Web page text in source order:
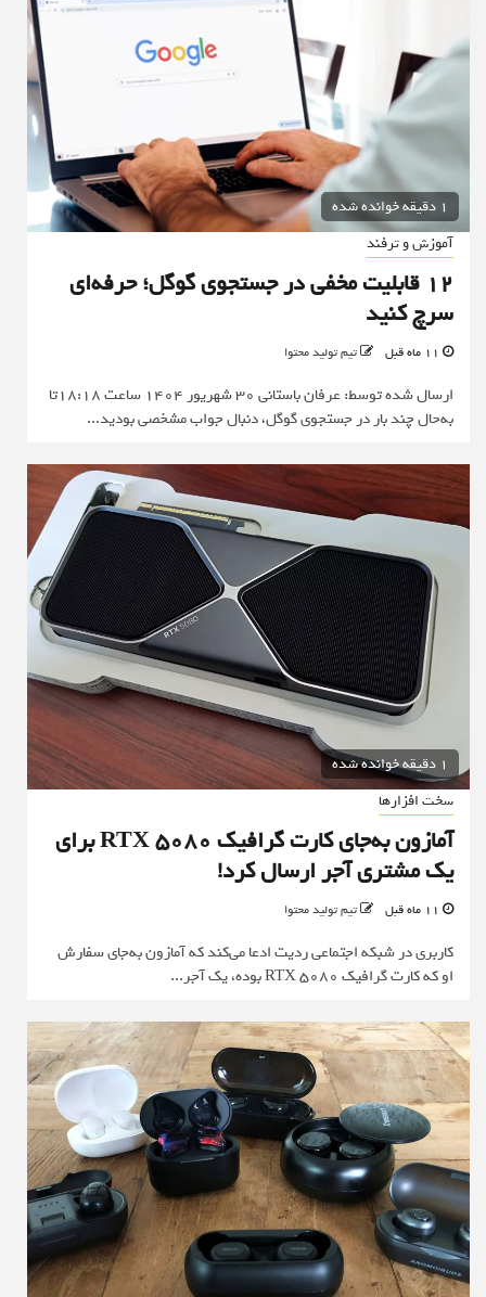
1 دقیقه خوانده شده
آموزش و ترفند
12 قابلیت مخفی در جستجوی گوگل؛ حرفه‌ای
سرچ کنید
تیم تولید محتوا
ارسال شده توسط: عرفان باستانی 30 شهریور 1404 ساعت 18:18تا
به‌حال چند بار در جستجوی گوگل، دنبال جواب مشخصی بودید...
1 دقیقه خوانده شده
سخت افزارها
آمازون به‌جای کارت گرافیک RTX 5080 برای
یک مشتری آجر ارسال کرد!
تیم تولید محتوا
کاربری در شبکه اجتماعی ردیت ادعا می‌کند که آمازون به‌جای سفارش
او که کارت گرافیک RTX 5080 بوده، یک آجر...